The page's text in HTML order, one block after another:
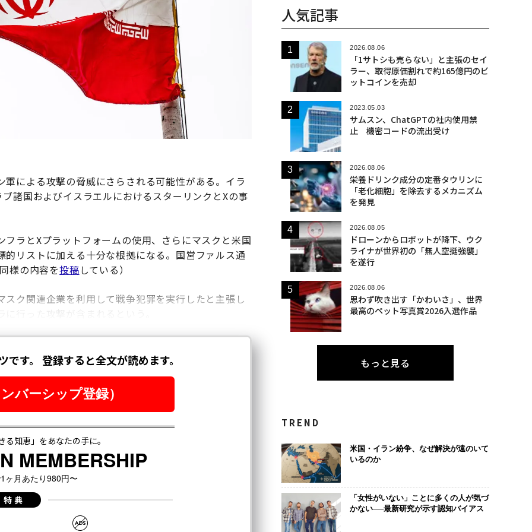
による攻撃の脅威にさらされる可能性がある。イラ
諸国およびイスラエルにおけるスターリンクとXの事
ラとXプラットフォームの使用、さらにマスクと米国
リストに加える十分な根拠になる。国営ファルス通
様の内容を投稿している）
ク関連企業を利用して戦争犯罪を実行したと主張し
人気記事
2026.08.06
「1サトシも売らない」と主張のセイ
ラー、取得原価割れで約165億円のビ
ットコインを売却
2023.05.03
サムスン、ChatGPTの社内使用禁
止 機密コードの流出受け
2026.08.06
栄養ドリンク成分の定番タウリンに
「老化細胞」を除去するメカニズム
を発見
2026.08.05
ドローンからロボットが降下、ウク
ライナが世界初の「無人空挺強襲」
を遂行
2026.08.06
思わず吹き出す「かわいさ」、世界
最高のペット写真賞2026入選作品
もっと見る
TREND
米国・イラン紛争、なぜ解決が遠のいて
いるのか
「女性がいない」ことに多くの人が気づ
かない──最新研究が示す認知バイアス